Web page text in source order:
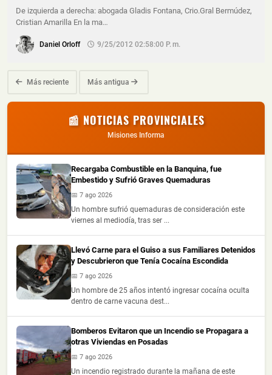
De izquierda a derecha: abogada Gladis Fontana, Crio.Gral Bermúdez,
Cristian Amarilla En la ma…
Daniel Orloff 9/25/2012 02:58:00 P. M.
Más reciente Más antigua
📰 NOTICIAS PROVINCIALES
Misiones Informa
Recargaba Combustible en la Banquina, fue
Embestido y Sufrió Graves Quemaduras
📅 7 ago 2026
Un hombre sufrió quemaduras de consideración este
viernes al mediodía, tras ser ...
Llevó Carne para el Guiso a sus Familiares Detenidos
y Descubrieron que Tenía Cocaína Escondida
📅 7 ago 2026
Un hombre de 25 años intentó ingresar cocaína oculta
dentro de carne vacuna dest...
Bomberos Evitaron que un Incendio se Propagara a
otras Viviendas en Posadas
📅 7 ago 2026
Un incendio registrado durante la mañana de este